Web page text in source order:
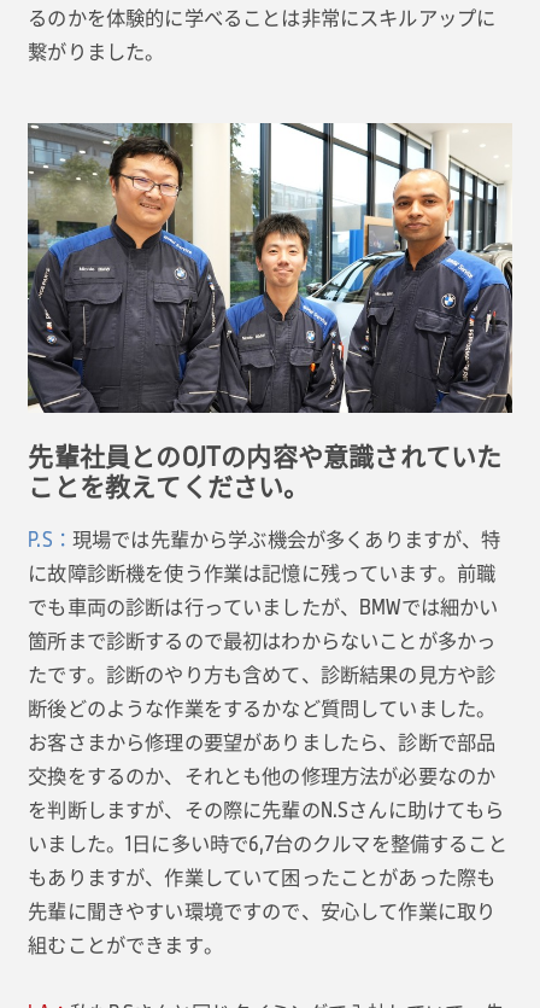
るのかを体験的に学べることは非常にスキルアップに
繋がりました。
先輩社員とのOJTの内容や意識されていた
ことを教えてください。
P.S： 現場では先輩から学ぶ機会が多くありますが、特
に故障診断機を使う作業は記憶に残っています。前職
でも車両の診断は行っていましたが、BMWでは細かい
箇所まで診断するので最初はわからないことが多かっ
たです。診断のやり方も含めて、診断結果の見方や診
断後どのような作業をするかなど質問していました。
お客さまから修理の要望がありましたら、診断で部品
交換をするのか、それとも他の修理方法が必要なのか
を判断しますが、その際に先輩のN.Sさんに助けてもら
いました。1日に多い時で6,7台のクルマを整備すること
もありますが、作業していて困ったことがあった際も
先輩に聞きやすい環境ですので、安心して作業に取り
組むことができます。